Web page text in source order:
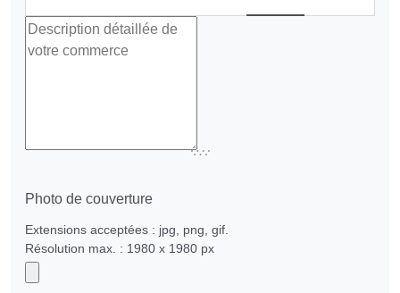
Photo de couverture
Extensions acceptées : jpg, png, gif.
Résolution max. : 1980 x 1980 px